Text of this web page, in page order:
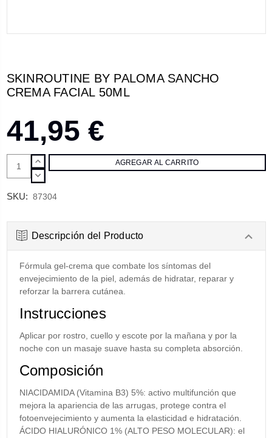
SKINROUTINE BY PALOMA SANCHO
CREMA FACIAL 50ML
41,95 €
AUMENTAR
CANTIDAD:
DISMINUIR
SKU: 87304
Descripción del Producto
Fórmula gel-crema que combate los síntomas del
envejecimiento de la piel, además de hidratar, reparar y
reforzar la barrera cutánea.
Instrucciones
Aplicar por rostro, cuello y escote por la mañana y por la
noche con un masaje suave hasta su completa absorción.
Composición
NIACIDAMIDA (Vitamina B3) 5%: activo multifunción que
mejora la apariencia de las arrugas, protege contra el
fotoenvejecimiento y aumenta la elasticidad e hidratación.
ÁCIDO HIALURÓNICO 1% (ALTO PESO MOLECULAR): el